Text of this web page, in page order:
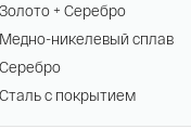
Золото + Серебро
Медно-никелевый сплав
Серебро
Сталь с покрытием